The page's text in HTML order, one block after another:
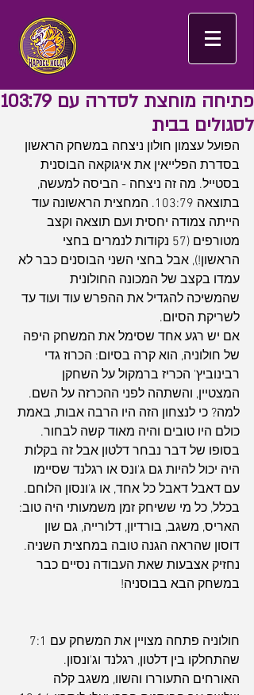
פתיחה מוחצת לסדרה עם 103:79
לסגולים בבית
הפועל עצמון חולון ניצחה במשחק הראשון
בסדרת הפלייאין את איגוקאה הבוסנית
בסטייל. מה זה ניצחה - הביסה למעשה,
בתוצאה 103:79. המחצית הראשונה עוד
הייתה צמודה יחסית ועם תוצאה וקצב
מטורפים (57 נקודות לנמרים בחצי
הראשון!), אבל בחצי השני הבוסנים כבר לא
עמדו בקצב של המכונה החולונית
שהמשיכה להגדיל את ההפרש עוד ועוד עד
לשריקת הסיום.
אם יש רגע אחד שסימל את המשחק היפה
של חולוניה, הוא קרה בסיום: הכרוז גדי
רבינוביץ' הכריז ברמקול על השחקן
המצטיין, והשתהה לפני ההכרזה על השם.
למה? כי לנצחון הזה היו הרבה אבות, באמת
כולם היו טובים והיה מאוד קשה לבחור.
בסופו של דבר נבחר דלטון אבל זה בקלות
היה יכול להיות גם ג'ונס או רגלנד שסיימו
עם דאבל דאבל כל אחד, או ג'ונסון הלוחם.
בכלל, כל מי ששיחק זמן משמעותי היה טוב:
האריס, משגב, בורדיון, דלורייה, גם שון
דוסון שהראה הגנה טובה במחצית השניה.
נחזיק אצבעות שאת העבודה נסיים כבר
במשחק הבא בבוסניה!
שהתחלקו בין דלטון, רגלנד וג'ונסון.
האורחים התעוררו והשוו, משגב קלה